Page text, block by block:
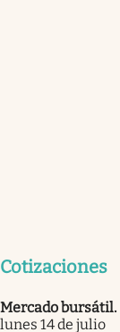
Cotizaciones
Mercado bursátil.
lunes 14 de julio